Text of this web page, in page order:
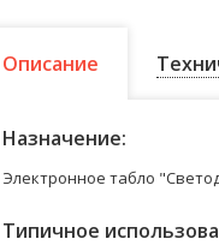
Описание
Назначение:
Электронное табло
Типичное